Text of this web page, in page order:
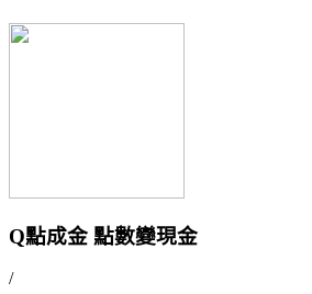
Q點成金 點數變現金
/